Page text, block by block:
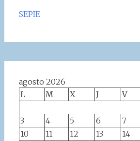
SEPIE
agosto 2026
L
M X J V
3
4 5 6 7
10
11 12 13 14